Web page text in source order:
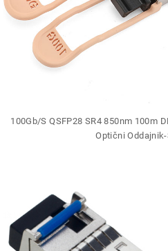
100Gb/S QSFP28 SR4 850nm 100m
Optični